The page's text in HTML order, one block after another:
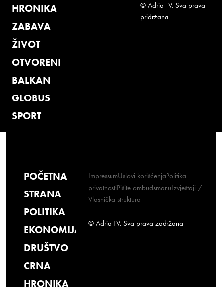
HRONIKA
ZABAVA
ŽIVOT
OTVORENI
BALKAN
GLOBUS
SPORT
© Adria TV. Sva prava
pridržana
POČETNA
STRANA
POLITIKA
EKONOMIJA
DRUŠTVO
CRNA
HRONIKA
ImpressumUslovi korišćenjaPolitika
privatnostiPišite ombudsmanuIzvještaji /
Vlasnička struktura
© Adria TV. Sva prava zadržana